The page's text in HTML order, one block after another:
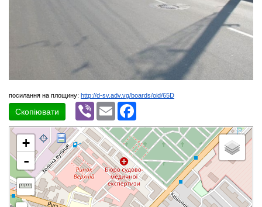
посилання на площину: http://d-sv.adv.vg/boards/oid/65D
Скопіювати
Viber Email
+
-